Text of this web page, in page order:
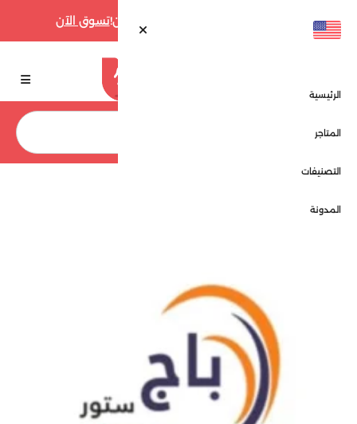
تسوق الآن
الرئيسية
المتاجر
التصنيفات
المدونة